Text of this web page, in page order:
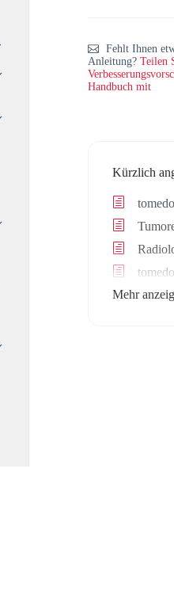
Fehlt Ihnen
Anleitung? Teilen
Handbuch mit
Kürzlich
Mehr